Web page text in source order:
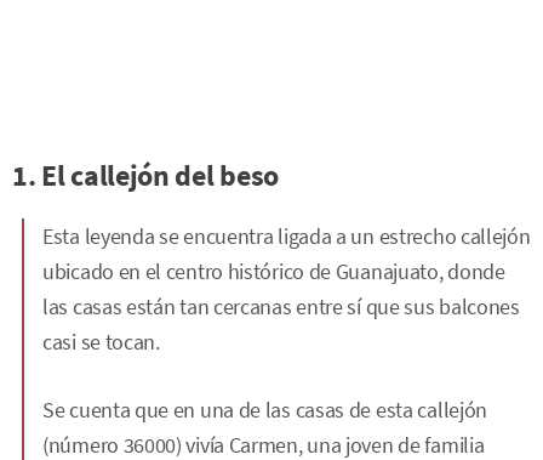
1. El callejón del beso
Esta leyenda se encuentra ligada a un estrecho callejón
ubicado en el centro histórico de Guanajuato, donde
las casas están tan cercanas entre sí que sus balcones
casi se tocan.
Se cuenta que en una de las casas de esta callejón
(número 36000) vivía Carmen, una joven de familia